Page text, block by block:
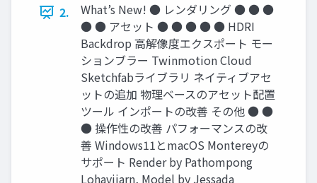
2.
What’s New! ● レンダリング ● ● ●
● ● アセット ● ● ● ● ● HDRI
Backdrop 高解像度エクスポート モー
ションブラー Twinmotion Cloud
Sketchfabライブラリ ネイティブアセ
ットの追加 物理ベースのアセット配置
ツール インポートの改善 その他 ● ●
● 操作性の改善 パフォーマンスの改
善 Windows11とmacOS Montereyの
サポート Render by Pathompong
Lohavijarn, Model by Jessada